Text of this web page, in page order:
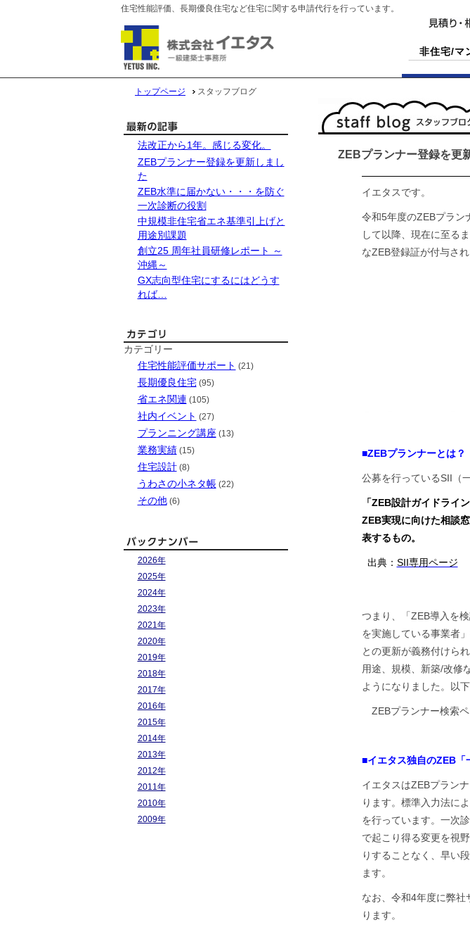
住宅性能評価、長期優良住宅など住宅に関する申請代行を行っています。
非住宅/マ
トップページ スタッフブログ
ZEBプランナー登録を更
イエタスです。
令和5年度のZEBプラン
して以降、現在に至る
なZEB登録証が付与さ
■ZEBプランナーとは？
公募を行っているSII（
「ZEB設計ガイドライ
ZEB実現に向けた相談
表するもの。
出典： SII専用ページ
つまり、「ZEB導入を
を実施している事業者
との更新が義務付けら
用途、規模、新築/改修
ようになりました。以
ZEBプランナー検索
■イエタス独自のZEB「
イエタスはZEBプラン
ります。標準入力法に
を行っています。一次
で起こり得る変更を視
りすることなく、早い
ます。
なお、令和4年度に弊
ります。
法改正から1年。感じる変化。
ZEBプランナー登録を更新しまし
た
ZEB水準に届かない・・・を防ぐ
一次診断の役割
中規模非住宅省エネ基準引上げと
用途別課題
創立25 周年社員研修レポート ～
沖縄～
GX志向型住宅にするにはどうす
れば…
カテゴリー
住宅性能評価サポート (21)
長期優良住宅(95)
省エネ関連 (105)
社内イベント (27)
プランニング講座 (13)
業務実績(15)
住宅設計(8)
うわさの小ネタ帳(22)
その他(6)
2026年
2025年
2024年
2023年
2021年
2020年
2019年
2018年
2017年
2016年
2015年
2014年
2013年
2012年
2011年
2010年
2009年